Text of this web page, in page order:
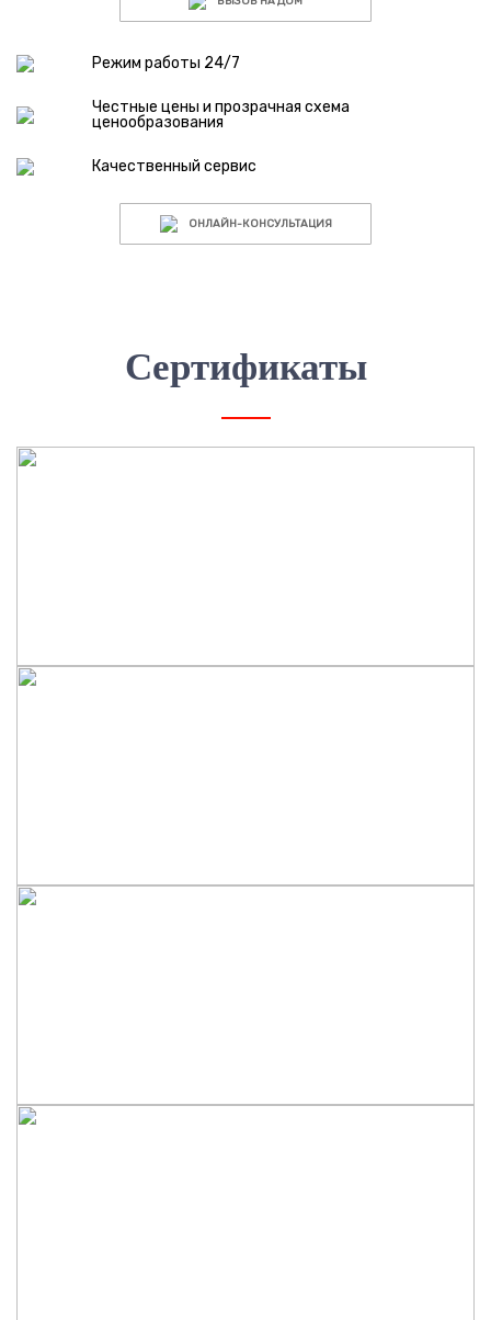
Режим работы 24/7
Честные цены и прозрачная схема
ценообразования
Качественный сервис
ОНЛАЙН-КОНСУЛЬТАЦИЯ
Сертификаты